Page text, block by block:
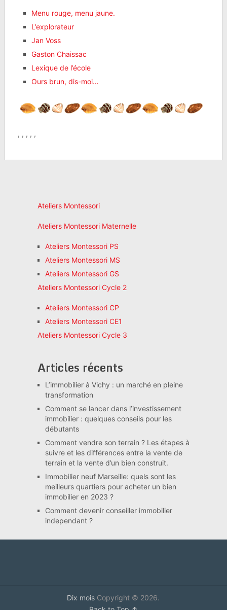
Menu rouge, menu jaune.
L’explorateur
Jan Voss
Gaston Chaissac
Lexique de l’école
Ours brun, dis-moi…
, , , , ,
Ateliers Montessori
Ateliers Montessori Maternelle
Ateliers Montessori PS
Ateliers Montessori MS
Ateliers Montessori GS
Ateliers Montessori Cycle 2
Ateliers Montessori CP
Ateliers Montessori CE1
Ateliers Montessori Cycle 3
Articles récents
L’immobilier à Vichy : un marché en pleine
transformation
Comment se lancer dans l’investissement
immobilier : quelques conseils pour les
débutants
Comment vendre son terrain ? Les étapes à
suivre et les différences entre la vente de
terrain et la vente d’un bien construit.
Immobilier neuf Marseille: quels sont les
meilleurs quartiers pour acheter un bien
immobilier en 2023 ?
Comment devenir conseiller immobilier
independant ?
Dix mois Copyright © 2026.